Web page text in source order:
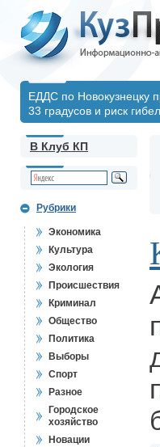
ЕДДС по Новокузнецку
33 градусов и риск
В Клуб КП
Рубрики
Экономика
Культура
Экология
Происшествия
Криминал
Общество
Политика
Выборы
Спорт
Разное
Городское
хозяйство
Новации